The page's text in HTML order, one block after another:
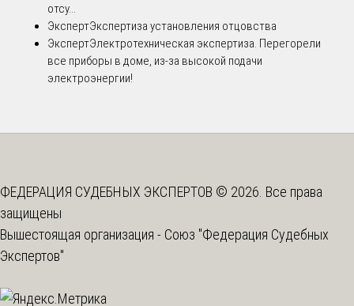
отсу...
ЭкспертЭкспертиза установления отцовства
ЭкспертЭлектротехническая экспертиза. Перегорели
все приборы в доме, из-за высокой подачи
электроэнергии!
ФЕДЕРАЦИЯ СУДЕБНЫХ ЭКСПЕРТОВ © 2026. Все права
защищены
Вышестоящая организация - Союз "Федерация Судебных
Экспертов"